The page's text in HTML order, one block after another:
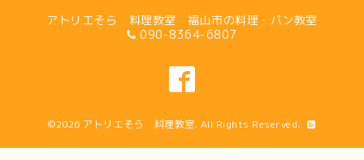
アトリエそら 料理教室 福山市の料理・パン教室
090-8364-6807
©2026 アトリエそら 料理教室. All Rights Reserved.